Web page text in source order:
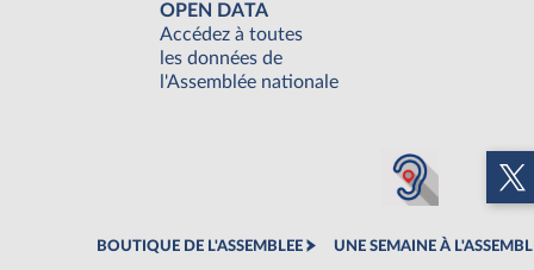
OPEN DATA
Accédez à toutes
les données de
l'Assemblée nationale
BOUTIQUE DE L'ASSEMBLEE UNE SEMAINE À